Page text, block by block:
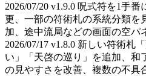
2026/07/20 v1.9.0 呪式符を1手
更、一部の符術札の系統分類を
加、途中流局などの画面の空パ
2026/07/17 v1.8.0 新しい符術札
い」「天啓の巡り」を追加、和
の見やすさを改善、複数の不具